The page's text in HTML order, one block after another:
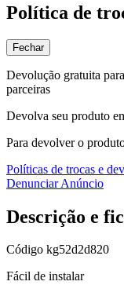
Política de
Fechar
Devolução gratuita
parceiras
Devolva seu produto
Para devolver o
Políticas de trocas e
Denunciar Anúncio
Descrição e
Código kg52d2d820
Fácil de instalar